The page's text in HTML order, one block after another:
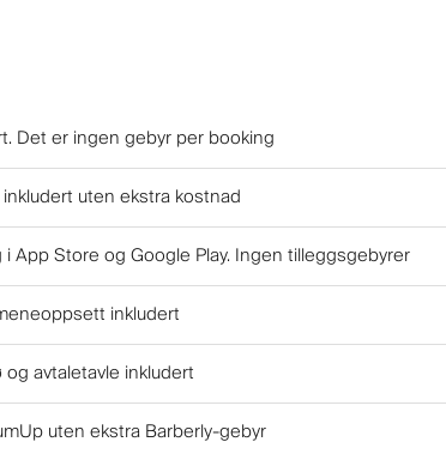
Det er ingen gebyr per booking
uten ekstra kostnad
App Store og Google Play. Ingen tilleggsgebyrer
inkludert
avtaletavle inkludert
uten ekstra Barberly-gebyr